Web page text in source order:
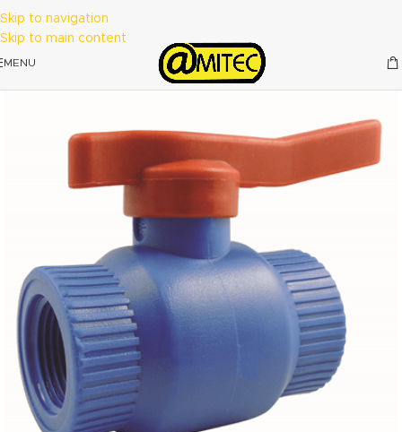
Skip to navigation
Skip to main content
MENU